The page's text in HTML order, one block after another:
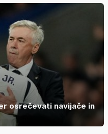
osrečevati navijače in